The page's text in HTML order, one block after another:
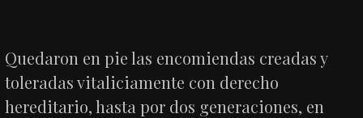
Quedaron en pie las encomiendas creadas y
toleradas vitaliciamente con derecho
hereditario, hasta por dos generaciones, en